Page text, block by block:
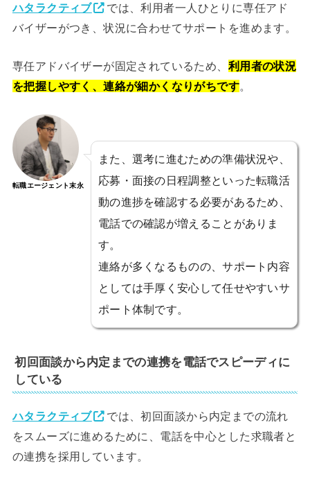
ハタラクティブ
では、利用者一人ひとりに専任アド
バイザーがつき、状況に合わせてサポートを進めます。
専任アドバイザーが固定されているため、 利用者の状況
を把握しやすく、連絡が細かくなりがちです。
転職エージェント末永
また、選考に進むための準備状況や、
応募・面接の日程調整といった転職活
動の進捗を確認する必要があるため、
電話での確認が増えることがありま
す。
連絡が多くなるものの、サポート内容
としては手厚く安心して任せやすいサ
ポート体制です。
初回面談から内定までの連携を電話でスピーディに
している
ハタラクティブ
では、初回面談から内定までの流れ
をスムーズに進めるために、電話を中心とした求職者と
の連携を採用しています。